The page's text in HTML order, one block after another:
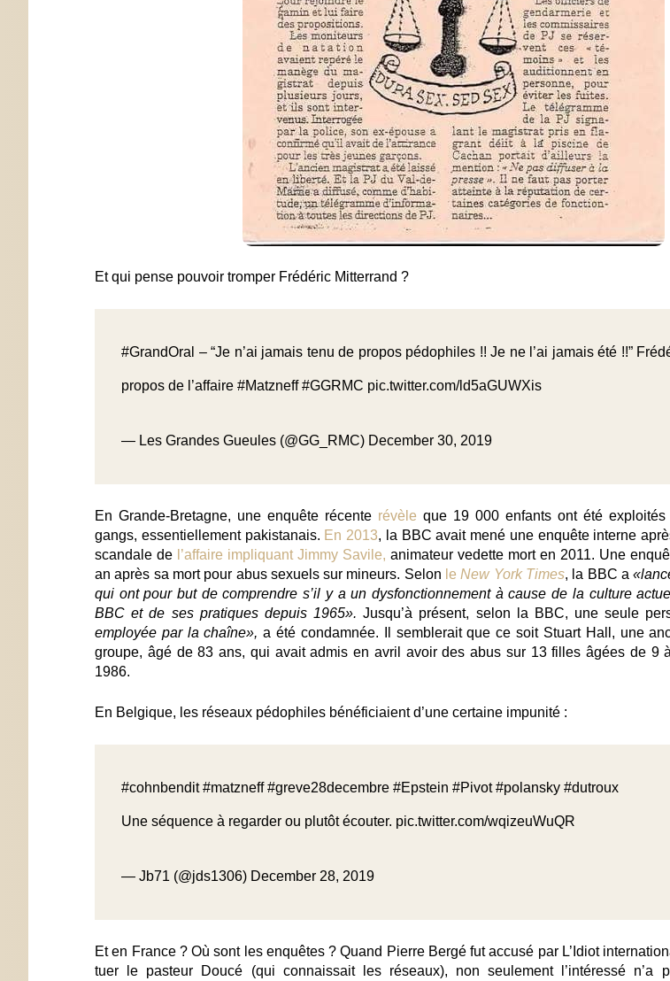
Et qui pense pouvoir tromper Frédéric Mitterrand ?
#GrandOral – “Je n’ai jamais tenu de propos pédophiles !! Je ne l’ai jamais été !!”
propos de l’affaire #Matzneff #GGRMC pic.twitter.com/ld5aGUWXis
— Les Grandes Gueules (@GG_RMC) December 30, 2019
En Grande-Bretagne, une enquête récente révèle que 19 000 enfants ont été
gangs, essentiellement pakistanais. En 2013, la BBC avait mené une enquête interne
scandale de l’affaire impliquant Jimmy Savile, animateur vedette mort en 2011. Une
an après sa mort pour abus sexuels sur mineurs. Selon leNew York Times, la BBC a
qui ont pour but de comprendre s’il y a un dysfonctionnement à cause de la culture
BBC et de ses pratiques depuis 1965».Jusqu’à présent, selon la BBC, une seule
employée par la chaîne», a été condamnée. Il semblerait que ce soit Stuart Hall, une
groupe, âgé de 83 ans, qui avait admis en avril avoir des abus sur 13 filles âgées de 9
1986.
En Belgique, les réseaux pédophiles bénéficiaient d’une certaine impunité :
#cohnbendit #matzneff #greve28decembre #Epstein #Pivot #polansky #dutroux
Une séquence à regarder ou plutôt écouter. pic.twitter.com/wqizeuWuQR
— Jb71 (@jds1306) December 28, 2019
Et en France ? Où sont les enquêtes ? Quand Pierre Bergé fut accusé par L’Idiot
tuer le pasteur Doucé (qui connaissait les réseaux), non seulement l’intéressé n’a